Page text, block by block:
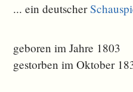
... ein deutscher
geboren im Jahre 1803
gestorben im Oktober